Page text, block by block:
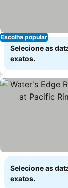
Escolha popular
Selecione as
exatos.
Selecione as
exatos.